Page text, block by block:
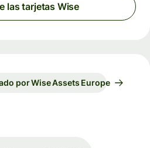
las tarjetas Wise
por Wise Assets Europe